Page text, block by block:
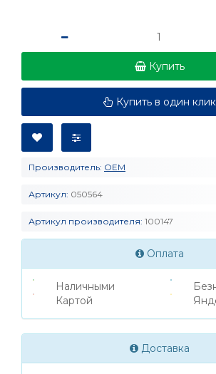
Купить
Купить в один клик
Производитель: OEM
Артикул: 050564
Артикул производителя: 100147
Оплата
Наличными
Картой
Доставка